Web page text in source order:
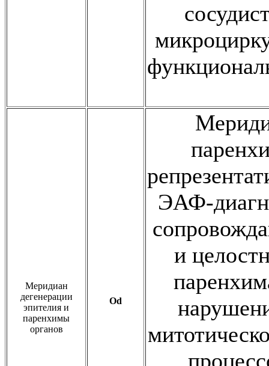
Меридиан
дегенерации
эпителия и
паренхимы
органов
Od
ЭАФ-
и